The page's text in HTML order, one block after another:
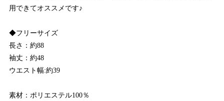
用できてオススメです♪
◆フリーサイズ
長さ：約88
袖丈：約48
ウエスト幅:約39
素材：ポリエステル100％